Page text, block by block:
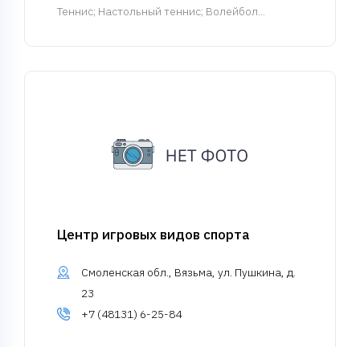
Теннис; Настольный теннис; Волейбол...
Центр игровых видов спорта
Смоленская обл., Вязьма, ул. Пушкина, д.
23
+7 (48131) 6-25-84